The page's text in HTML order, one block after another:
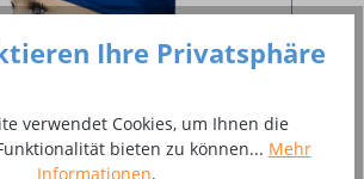
Ihre Privatsphäre
verwendet Cookies, um Ihnen die
bieten zu können... Mehr
Informationen.